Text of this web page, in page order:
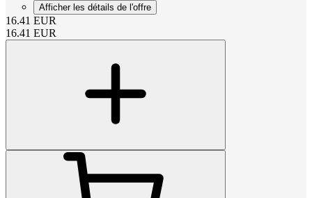
Afficher les détails de l'offre
16.41 EUR
16.41 EUR